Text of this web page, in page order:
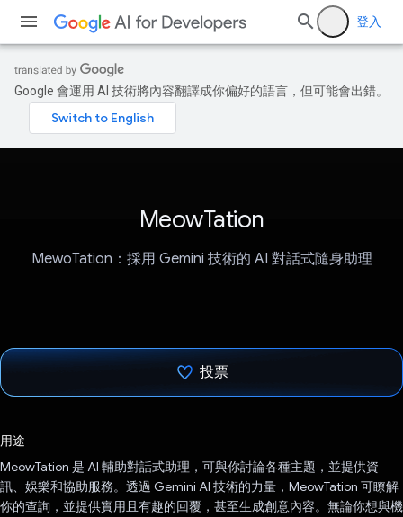
登入
Google 會運用 AI 技術將內容翻譯成你偏好的語言，但可能會出錯。
MeowTation
MewoTation：採用 Gemini 技術的 AI 對話式隨身助理
投票
用途
MeowTation 是 AI 輔助對話式助理，可與你討論各種主題，並提供資
訊、娛樂和協助服務。透過 Gemini AI 技術的力量，MeowTation 可瞭解
你的查詢，並提供實用且有趣的回覆，甚至生成創意內容。無論你想與機